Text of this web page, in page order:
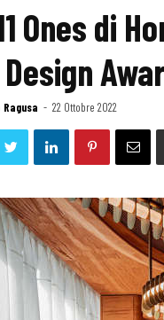
Ones di
- 22 Ottobre 2022